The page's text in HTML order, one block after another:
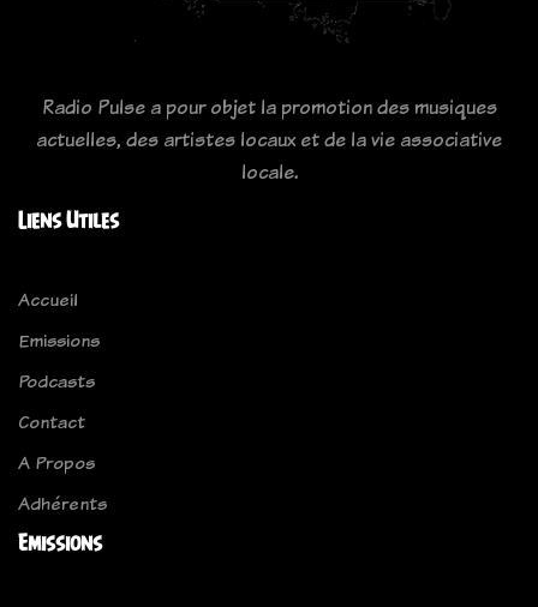
Radio Pulse a pour objet la promotion des musiques
actuelles, des artistes locaux et de la vie associative
locale.
Liens Utiles
Accueil
Emissions
Podcasts
Contact
A Propos
Adhérents
Emissions